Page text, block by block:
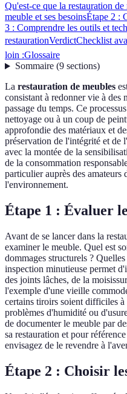
Qu'est-ce que la restauration de
meuble et ses besoinsÉtape 2 :
3 : Comprendre les outils et
restaurationVerdictChecklist
loin :Glossaire
Sommaire(9 sections)
La restauration de meubles
consistant à redonner vie à des
passage du temps. Ce
nettoyage ou à un coup de
approfondie des matériaux et
préservation de l'intégrité et de
avec la montée de la
de la consommation
particulier auprès des
l'environnement.
Étape 1 : Évaluer
Avant de se lancer dans la
examiner le meuble. Quel est
dommages structurels ?
inspection minutieuse permet
des joints lâches, de la
l'exemple d'une vieille
certains tiroirs soient difficiles
problèmes d'humidité ou
de documenter le meuble par
sa restauration et pour
envisagez de le revendre à
Étape 2 : Choisir